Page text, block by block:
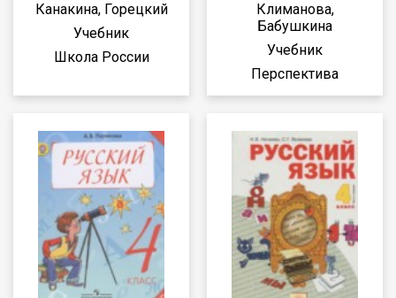
Канакина, Горецкий
Учебник
Школа России
Климанова,
Бабушкина
Учебник
Перспектива